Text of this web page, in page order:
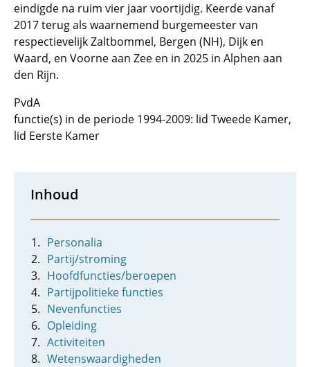
eindigde na ruim vier jaar voortijdig. Keerde vanaf
2017 terug als waarnemend burgemeester van
respectievelijk Zaltbommel, Bergen (NH), Dijk en
Waard, en Voorne aan Zee en in 2025 in Alphen aan
den Rijn.
PvdA
functie(s) in de periode 1994-2009: lid Tweede Kamer,
lid Eerste Kamer
Inhoud
Personalia
Partij/stroming
Hoofdfuncties/beroepen
Partijpolitieke functies
Nevenfuncties
Opleiding
Activiteiten
Wetenswaardigheden